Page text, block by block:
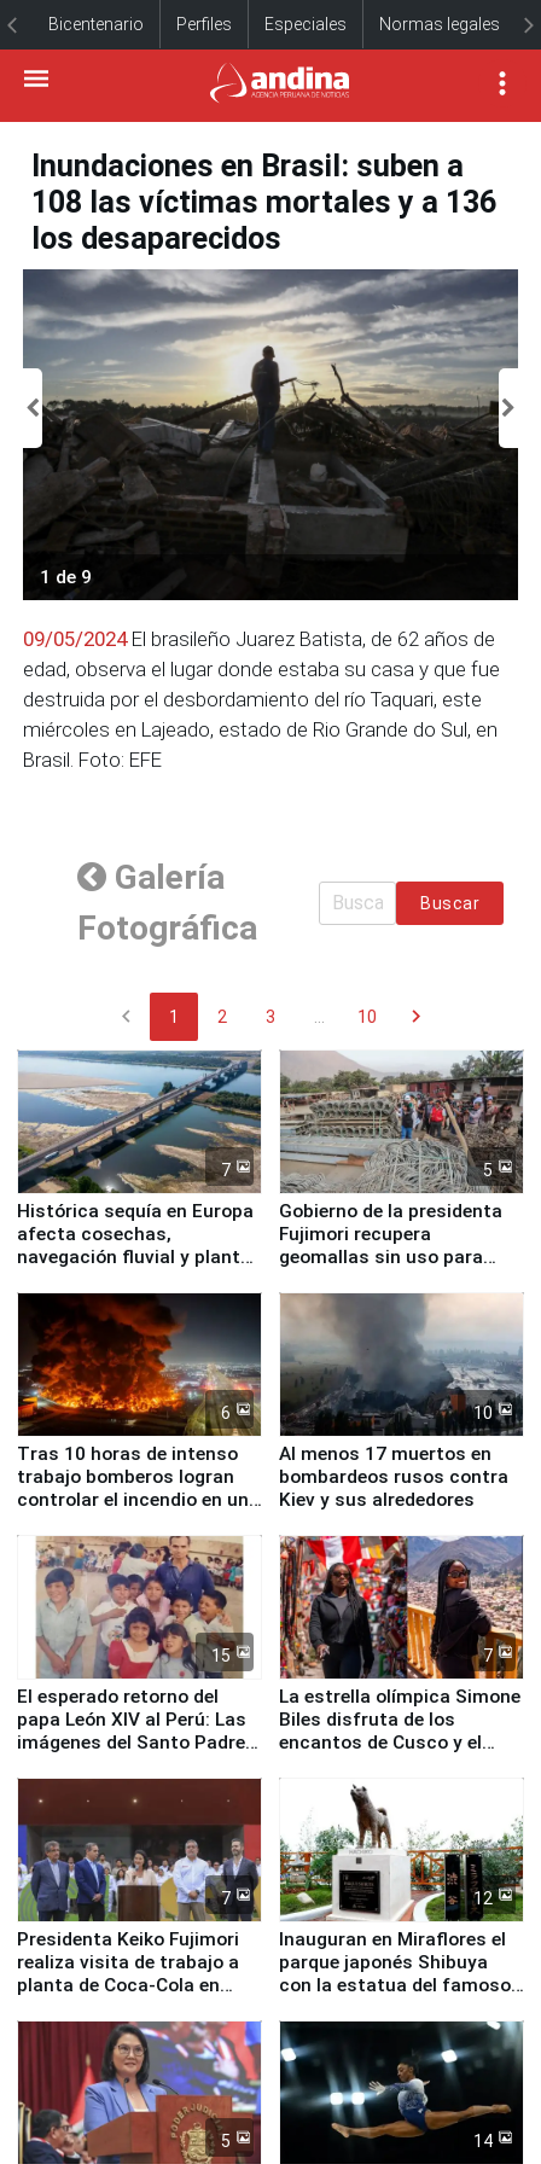
Bicentenario Perfiles Especiales Normas legales
Inundaciones en Brasil: suben a
108 las víctimas mortales y a 136
los desaparecidos
1 de 9
09/05/2024El brasileño Juarez Batista, de 62 años de
edad, observa el lugar donde estaba su casa y que fue
destruida por el desbordamiento del río Taquari, este
miércoles en Lajeado, estado de Rio Grande do Sul, en
Brasil. Foto: EFE
Galería
Fotográfica
Buscar
chevron_left 1 2 3 10 chevron_right
7
Histórica sequía en Europa
afecta cosechas,
navegación fluvial y plantas
5
Gobierno de la presidenta
Fujimori recupera
geomallas sin uso para
Fenómeno El Niño
6
Tras 10 horas de intenso
trabajo bomberos logran
controlar el incendio en una
de Chile
10
Al menos 17 muertos en
bombardeos rusos contra
Kiev y sus alrededores
15
El esperado retorno del
papa León XIV al Perú: Las
imágenes del Santo Padre
7
La estrella olímpica Simone
Biles disfruta de los
encantos de Cusco y el
7
Presidenta Keiko Fujimori
realiza visita de trabajo a
planta de Coca-Cola en
12
Inauguran en Miraflores el
parque japonés Shibuya
con la estatua del famoso
5 14